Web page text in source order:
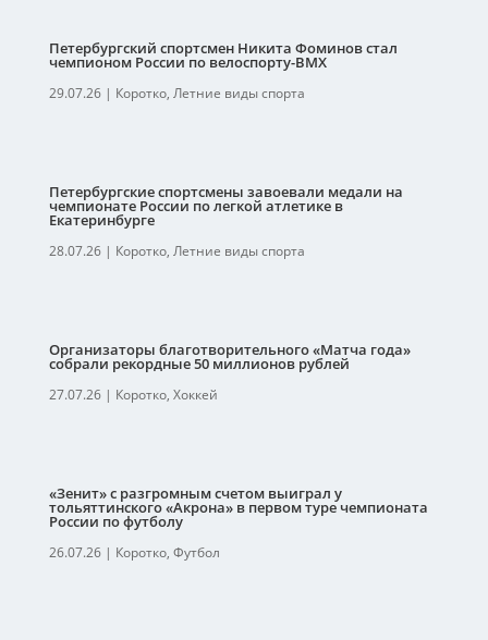
Петербургский спортсмен Никита Фоминов стал
чемпионом России по велоспорту-ВМХ
29.07.26| Коротко, Летние виды спорта
Петербургские спортсмены завоевали медали на
чемпионате России по легкой атлетике в
Екатеринбурге
28.07.26| Коротко, Летние виды спорта
Организаторы благотворительного «Матча года»
собрали рекордные 50 миллионов рублей
27.07.26| Коротко, Хоккей
«Зенит» с разгромным счетом выиграл у
тольяттинского «Акрона» в первом туре чемпионата
России по футболу
26.07.26| Коротко, Футбол